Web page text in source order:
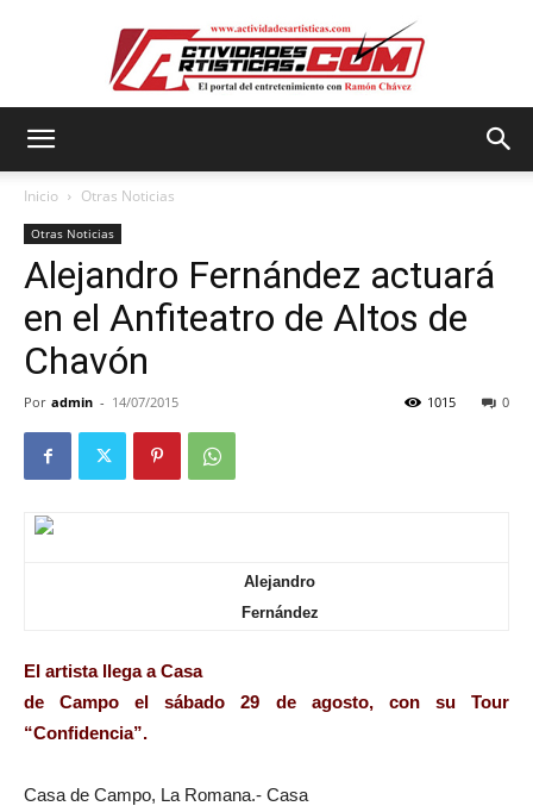
Inicio Otras Noticias
Otras Noticias
Alejandro Fernández actuará
en el Anfiteatro de Altos de
Chavón
Por admin - 14/07/2015 0
1015
Alejandro
Fernández
El artista llega a Casa
de Campo elsábado 29 de agosto, con su Tour
“Confidencia”.
Casa de Campo, La Romana.- Casa